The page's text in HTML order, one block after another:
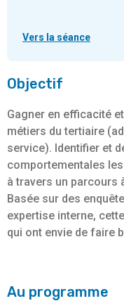
Objectif
Gagner en efficacité
métiers du tertiaire
service). Identifier et
comportementales
à travers un parcours
Basée sur des
expertise interne,
qui ont envie de faire
Au programme
Vers la séance